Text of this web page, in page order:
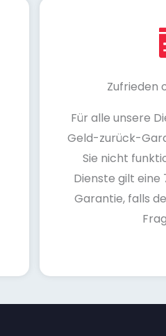
Zufrieden
Für alle unsere
Geld-zurück-
Sie nicht
Dienste gilt
Garantie, falls